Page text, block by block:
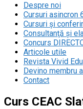
Despre noi
Cursuri asincron
Cursuri și
Consultanţă și
Concurs
Articole utile
Revista Vivid Edu
Devino membru
Contact
Curs CEAC